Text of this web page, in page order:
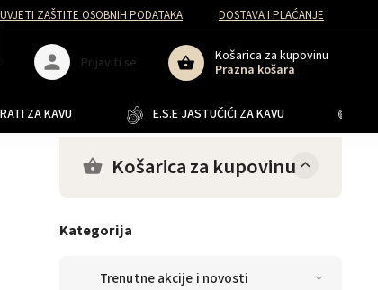
UVJETI ZAŠTITE OSOBNIH PODATAKA
DOSTAVA I PLAĆANJE
Košarica za kupovinu
Prazna košara
Prijaviti se
ZA KAVU E.S.E JASTUČIĆI ZA KAVU
Košarica za kupovinu
Kategorija
Trenutne akcije i novosti